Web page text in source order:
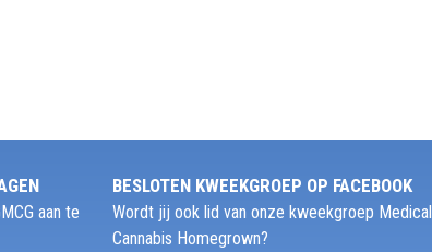
aan te
BESLOTEN KWEEKGROEP OP FACEBOOK
Wordt jij ook lid van onze kweekgroep Medical
Cannabis Homegrown?